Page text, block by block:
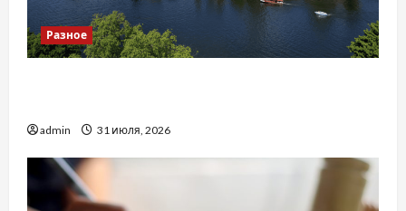
Разное
admin 31 июля, 2026